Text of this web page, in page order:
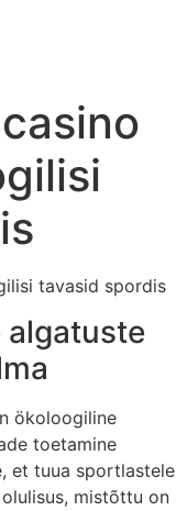
tavasid spordis
algatuste
ökoloogiline
toetamine
et tuua sportlastele
mistõttu on